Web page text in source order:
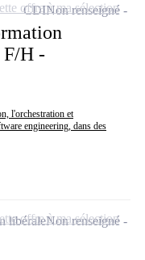
F/H -
l'orchestration et
engineering, dans des
CDINon renseigné
offre à ma sélection
libéraleNon renseigné
offre à ma sélection